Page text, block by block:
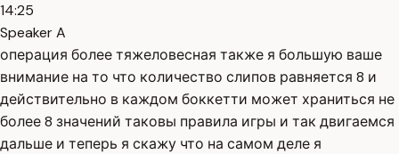
14:25
Speaker A
операция более тяжеловесная также я большую ваше
внимание на то что количество слипов равняется 8 и
действительно в каждом боккетти может храниться не
более 8 значений таковы правила игры и так двигаемся
дальше и теперь я скажу что на самом деле я